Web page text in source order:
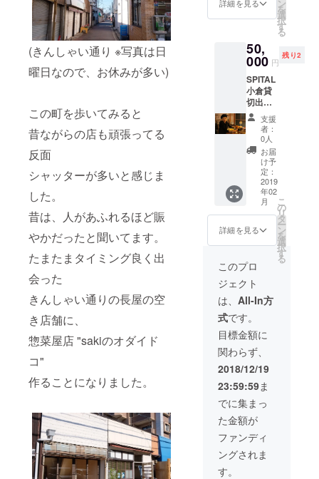
(きんしゃい通り ※写真は日
曜日なので、お休みが多い)
この町を歩いてみると
昔ながらの店も頑張ってる
反面
シャッターが多いと感じま
した。
昔は、人があふれるほど賑
やかだったと聞いてます。
たまたまタイミング良く出
会った
きんしゃい通りの長屋の空
き店舗に、
惣菜屋店 "sakiのオダイド
コ"
作ることになりました。
お店の
定休日
は、前
日にご
希望で
あれ
ば、2日
分を用
意しま
す。) 食
の定期
券は、
更新型
です。
毎月10
名様の
み、今
後募集
してい
ます。
まず
は、最
初の10
名に
なって
みませ
んか？
※2019
年3月か
ら使っ
ていた
だけま
す。 ※
毎月1日
から使
い始め
ていた
詳細を見る ン
を
選
択
す
る
50,
000 円
残り2
SPITAL
小倉貸
切出張
料理 崎
田まい
りま
す！ 最
大集約
人数/ 8
名様迄/
交通費
年3月以
降出張
いたし
ます。
支援
者：
0人
お届
け予
定：
2019
年02
月
詳細を見る
こ
の
リ
タ
ー
ン
を
選
択
す
る
このプロ
ジェクト
は、 All-In方
式です。
目標金額に
関わらず、
2018/12/19
23:59:59ま
でに集まっ
た金額が
ファンディ
ングされま
す。